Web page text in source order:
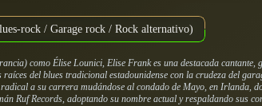
rock / Garage rock / Rock alternativo)
como Élise Lounici, Elise Frank es una destacada
raíces del blues tradicional estadounidense con la crudeza del
a su carrera mudándose al condado de Mayo, en Irlanda,
Ruf Records, adoptando su nombre actual y respaldando sus